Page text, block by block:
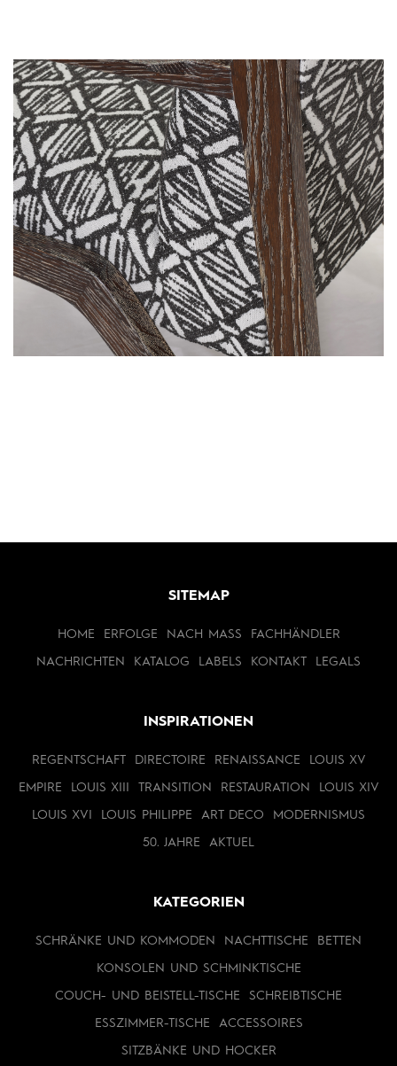
SITEMAP
HOME ERFOLGE NACH MASS FACHHÄNDLER
NACHRICHTEN KATALOG LABELS KONTAKT LEGALS
INSPIRATIONEN
REGENTSCHAFT DIRECTOIRE RENAISSANCE LOUIS XV
EMPIRE LOUIS XIII TRANSITION RESTAURATION LOUIS XIV
LOUIS XVI LOUIS PHILIPPE ART DECO MODERNISMUS
50. JAHRE AKTUEL
KATEGORIEN
SCHRÄNKE UND KOMMODEN NACHTTISCHE BETTEN
KONSOLEN UND SCHMINKTISCHE
COUCH- UND BEISTELL-TISCHE SCHREIBTISCHE
ESSZIMMER-TISCHE ACCESSOIRES
SITZBÄNKE UND HOCKER